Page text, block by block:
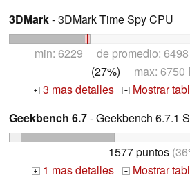
3DMark- 3DMark Time Spy CPU
min: 6229 de promedio:
(27%) max: 6750
+ 3 mas detalles +
Mostrar
Geekbench 6.7- Geekbench 6.7.1
1577 puntos
+ 1 mas detalles +
Mostrar